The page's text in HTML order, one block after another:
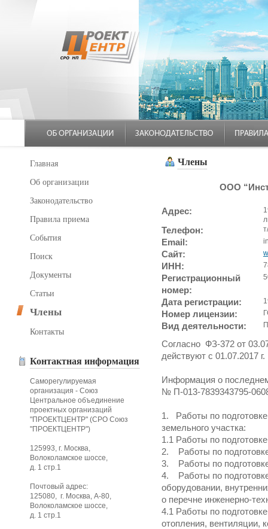
Главная
Об организации
Законодательство
Правила приема
События
Поиск
Документы
Статьи
Члены
Контакты
Контактная информация
Саморегулируемая
организация - Союз
Центральное объединение
проектных организаций
"ПРОЕКТЦЕНТР" (СРО Союз
"ПРОЕКТЦЕНТР")
125993, г. Москва,
Волоколамское шоссе,
д. 1 стр.1
Почтовый адрес:
125080, г. Москва, А-80,
Волоколамское шоссе,
д. 1 стр.1
Члены
ООО
Адрес:
Телефон:
Email:
Сайт:
ИНН:
Регистрационный
номер:
Дата регистрации:
Номер лицензии:
Вид деятельности:
Согласно ФЗ-372 от
действуют с 01.07.2017 г.
Информация о
№ П-013-7839343795-
1. Работы по
земельного участка:
1.1 Работы по
2. Работы по
3. Работы по
4. Работы по
оборудовании,
о перечне инженерно-
4.1 Работы по
отопления, вентиляции,